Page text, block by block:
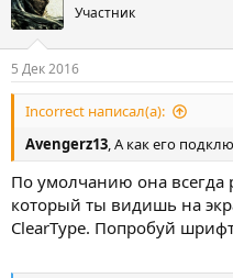
Участник
5 Дек 2016
Incorrect написал(а):
Avengerz13, А как его
По умолчанию она всегда
который ты видишь на
ClearType. Попробуй